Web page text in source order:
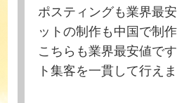
ポスティングも業界最
ットの制作も中国で制
こちらも業界最安値で
ト集客を一貫して行えま